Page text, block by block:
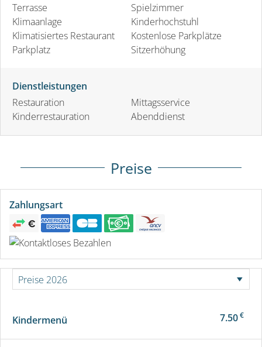
Terrasse
Klimaanlage
Klimatisiertes Restaurant
Parkplatz
Spielzimmer
Kinderhochstuhl
Kostenlose Parkplätze
Sitzerhöhung
Dienstleistungen
Restauration
Kinderrestauration
Mittagsservice
Abenddienst
Preise
Zahlungsart
Kindermenü 7.50€